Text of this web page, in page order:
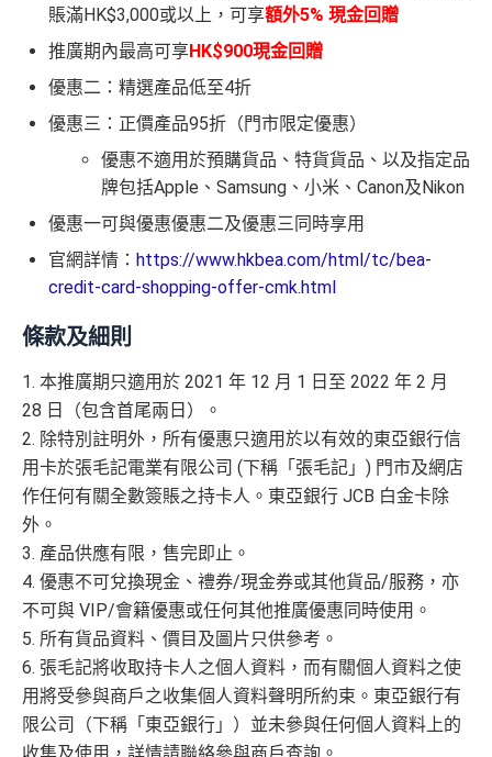
賬滿HK$3,000或以上，可享額外5% 現金回贈
推廣期內最高可享HK$900現金回贈
優惠二：精選產品低至4折
優惠三：正價產品95折（門市限定優惠）
優惠不適用於預購貨品、特貨貨品、以及指定品
牌包括Apple、Samsung、小米、Canon及Nikon
優惠一可與優惠優惠二及優惠三同時享用
官網詳情： https://www.hkbea.com/html/tc/bea-
credit-card-shopping-offer-cmk.html
條款及細則
1. 本推廣期只適用於 2021 年 12 月 1 日至 2022 年 2 月
28 日（包含首尾兩日）。
2. 除特別註明外，所有優惠只適用於以有效的東亞銀行信
用卡於張毛記電業有限公司 (下稱「張毛記」) 門市及網店
作任何有關全數簽賬之持卡人。東亞銀行 JCB 白金卡除
外。
3. 產品供應有限，售完即止。
4. 優惠不可兌換現金、禮券/現金券或其他貨品/服務，亦
不可與 VIP/會籍優惠或任何其他推廣優惠同時使用。
5. 所有貨品資料、價目及圖片只供參考。
6. 張毛記將收取持卡人之個人資料，而有關個人資料之使
用將受參與商戶之收集個人資料聲明所約束。東亞銀行有
限公司（下稱「東亞銀行」）並未參與任何個人資料上的
收集及使用，詳情請聯絡參與商戶查詢。